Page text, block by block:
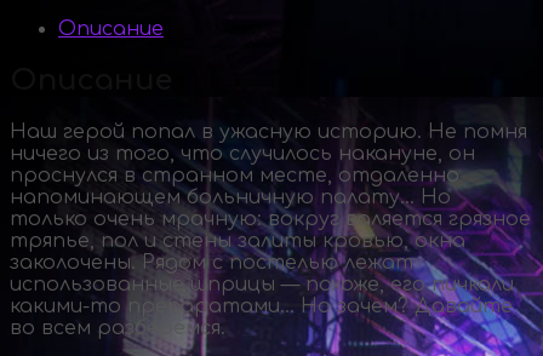
Описание
Наш герой попал в ужасную историю. Не помня
ничего из того, что случилось накануне, он
проснулся в странном месте, отдаленно
напоминающем больничную палату… Но
только очень мрачную: вокруг валяется грязное
тряпье, пол и стены залиты кровью, окна
заколочены. Рядом с постелью лежат
использованные шприцы — похоже, его пичкали
какими-то препаратами… Но зачем? Давайте
во всем разберемся.